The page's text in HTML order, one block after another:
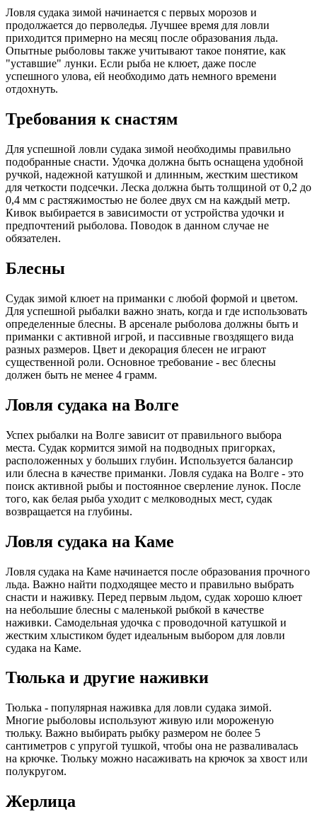
Ловля судака зимой начинается с первых морозов и
продолжается до перволедья. Лучшее время для ловли
приходится примерно на месяц после образования льда.
Опытные рыболовы также учитывают такое понятие, как
"уставшие" лунки. Если рыба не клюет, даже после
успешного улова, ей необходимо дать немного времени
отдохнуть.
Требования к снастям
Для успешной ловли судака зимой необходимы правильно
подобранные снасти. Удочка должна быть оснащена удобной
ручкой, надежной катушкой и длинным, жестким шестиком
для четкости подсечки. Леска должна быть толщиной от 0,2 до
0,4 мм с растяжимостью не более двух см на каждый метр.
Кивок выбирается в зависимости от устройства удочки и
предпочтений рыболова. Поводок в данном случае не
обязателен.
Блесны
Судак зимой клюет на приманки с любой формой и цветом.
Для успешной рыбалки важно знать, когда и где использовать
определенные блесны. В арсенале рыболова должны быть и
приманки с активной игрой, и пассивные гвоздящего вида
разных размеров. Цвет и декорация блесен не играют
существенной роли. Основное требование - вес блесны
должен быть не менее 4 грамм.
Ловля судака на Волге
Успех рыбалки на Волге зависит от правильного выбора
места. Судак кормится зимой на подводных пригорках,
расположенных у больших глубин. Используется балансир
или блесна в качестве приманки. Ловля судака на Волге - это
поиск активной рыбы и постоянное сверление лунок. После
того, как белая рыба уходит с мелководных мест, судак
возвращается на глубины.
Ловля судака на Каме
Ловля судака на Каме начинается после образования прочного
льда. Важно найти подходящее место и правильно выбрать
снасти и наживку. Перед первым льдом, судак хорошо клюет
на небольшие блесны с маленькой рыбкой в качестве
наживки. Самодельная удочка с проводочной катушкой и
жестким хлыстиком будет идеальным выбором для ловли
судака на Каме.
Тюлька и другие наживки
Тюлька - популярная наживка для ловли судака зимой.
Многие рыболовы используют живую или мороженую
тюльку. Важно выбирать рыбку размером не более 5
сантиметров с упругой тушкой, чтобы она не разваливалась
на крючке. Тюльку можно насаживать на крючок за хвост или
полукругом.
Жерлица